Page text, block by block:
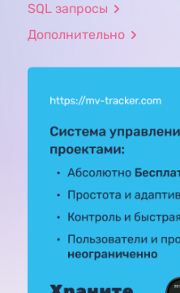
SQL запросы
Дополнительно